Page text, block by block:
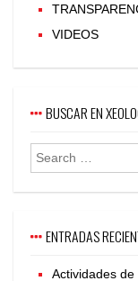
VIDEOS
BUSCAR EN
ENTRADAS
Actividades